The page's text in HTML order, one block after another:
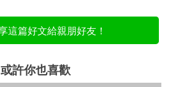
這篇好文給親朋好友！
或許你也喜歡